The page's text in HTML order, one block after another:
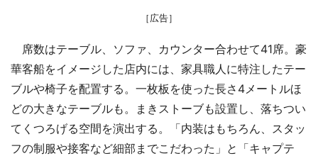
［広告］
席数はテーブル、ソファ、カウンター合わせて41席。豪
華客船をイメージした店内には、家具職人に特注したテー
ブルや椅子を配置する。一枚板を使った長さ4メートルほ
どの大きなテーブルも。まきストーブも設置し、落ちつい
てくつろげる空間を演出する。「内装はもちろん、スタッ
フの制服や接客など細部までこだわった」と「キャプテ